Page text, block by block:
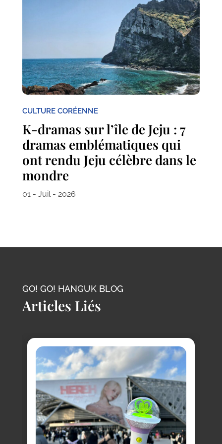
CULTURE CORÉENNE
K-dramas sur l’île de Jeju : 7
dramas emblématiques qui
ont rendu Jeju célèbre dans le
mondre
01 - Juil - 2026
GO! GO! HANGUK BLOG
Articles Liés